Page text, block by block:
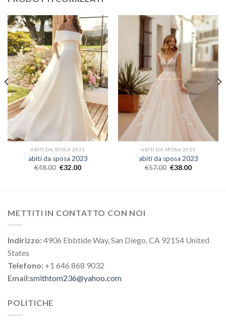
ABITI DA SPOSA 2023
abiti da sposa 2023
€48.00 €32.00
ABITI DA SPOSA 2023
abiti da sposa 2023
€57.00 €38.00
METTITI IN CONTATTO CON NOI
Indirizzo:4906 Ebbtide Way, San Diego, CA 92154 United
States
Telefono: +1 646 868 9032
Email:smithtom236@yahoo.com
POLITICHE